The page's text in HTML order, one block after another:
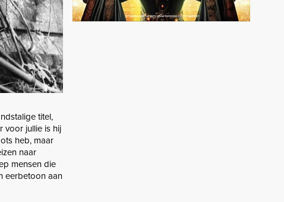
titel,
voor jullie is hij
heb, maar
naar
mensen die
eerbetoon aan